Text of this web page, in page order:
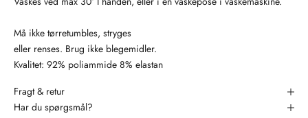
Må ikke tørretumbles, stryges
eller renses. Brug ikke blegemidler.
Kvalitet: 92% poliammide 8% elastan
Fragt & retur
Har du spørgsmål?